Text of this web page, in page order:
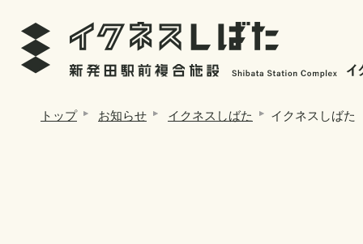
トップ お知らせ イクネスしばた イクネスしばた